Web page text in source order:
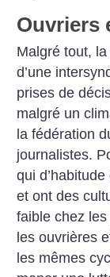
Ouvriers
Malgré tout,
d’une
prises de
malgré un
la fédération
journalistes.
qui
et ont des
faible chez
les ouvrières
les mêmes